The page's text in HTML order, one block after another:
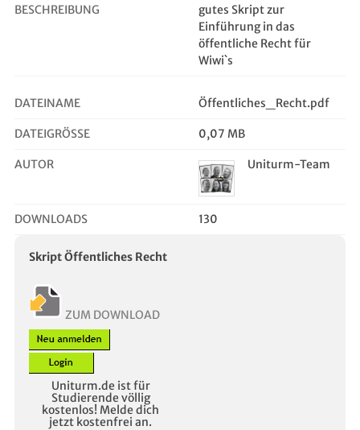
BESCHREIBUNG
gutes Skript zur
Einführung in das
öffentliche Recht für
Wiwi`s
DATEINAME Öffentliches_Recht.pdf
DATEIGRÖSSE 0,07 MB
AUTOR Uniturm-Team
DOWNLOADS 130
Skript Öffentliches Recht
ZUM DOWNLOAD
Uniturm.de ist für
Studierende völlig
kostenlos! Melde dich
jetzt kostenfrei an.